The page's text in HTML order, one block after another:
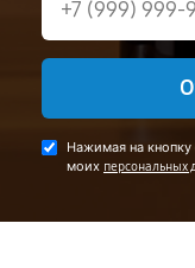
Нажимая на кнопку
моих персональных